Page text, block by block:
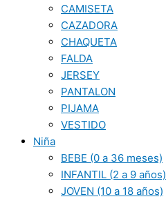
CAMISETA
CAZADORA
CHAQUETA
FALDA
JERSEY
PANTALON
PIJAMA
VESTIDO
Niña
BEBE (0 a 36 meses)
INFANTIL (2 a 9 años)
JOVEN (10 a 18 años)